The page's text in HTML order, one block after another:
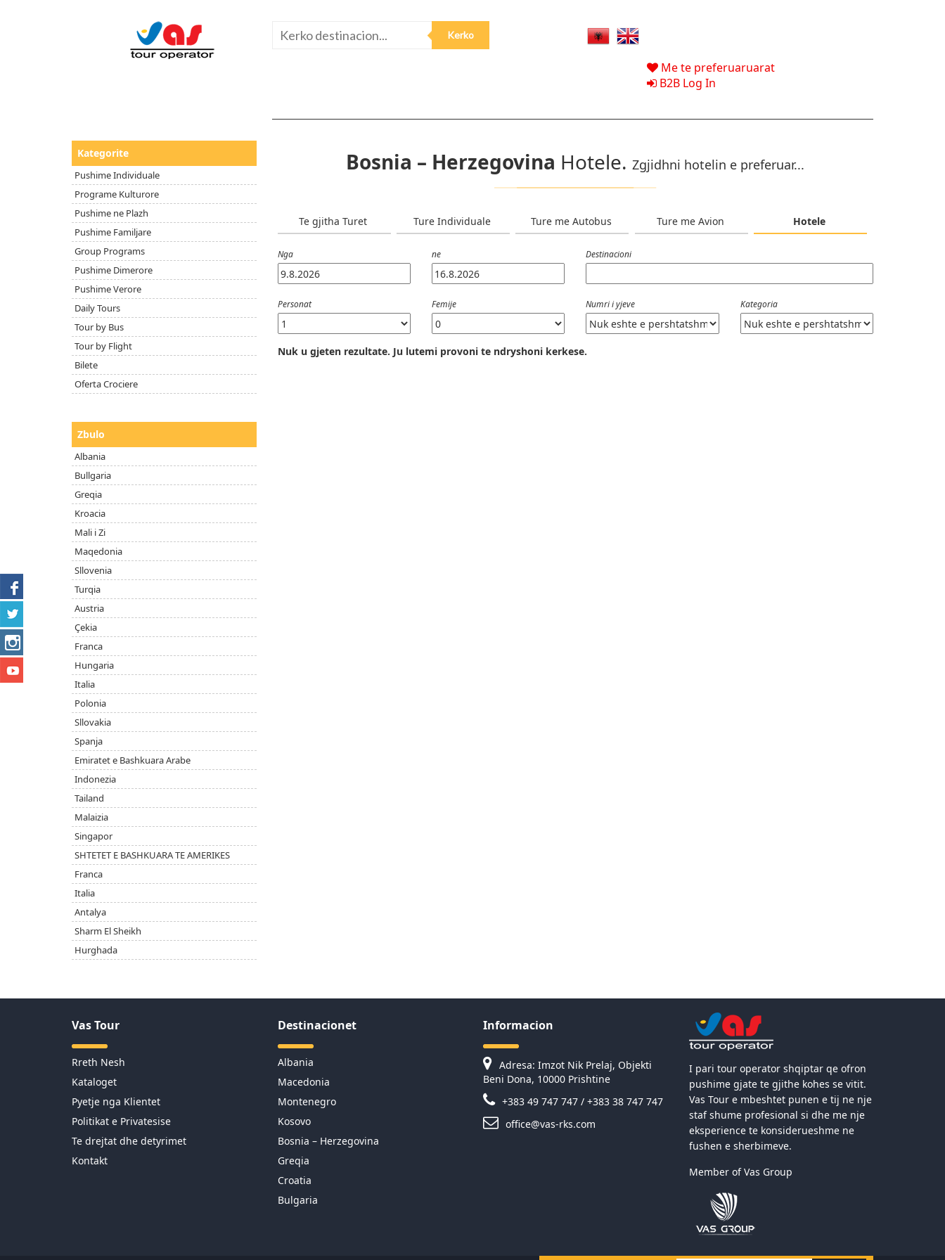
Me te preferuaruarat
B2B Log In
Kategorite
Pushime Individuale
Programe Kulturore
Pushime ne Plazh
Pushime Familjare
Group Programs
Pushime Dimerore
Pushime Verore
Daily Tours
Tour by Bus
Tour by Flight
Bilete
Oferta Crociere
Zbulo
Albania
Bullgaria
Greqia
Kroacia
Mali i Zi
Maqedonia
Sllovenia
Turqia
Austria
Çekia
Franca
Hungaria
Italia
Polonia
Sllovakia
Spanja
Emiratet e Bashkuara Arabe
Indonezia
Tailand
Malaizia
Singapor
SHTETET E BASHKUARA TE AMERIKES
Franca
Italia
Antalya
Sharm El Sheikh
Hurghada
Bosnia – Herzegovina Hotele.Zgjidhni hotelin e preferuar...
Te gjitha Turet Ture Individuale Ture me Autobus Ture me Avion Hotele
Nga ne
Personat Femije
Destinacioni
Numri i yjeve Kategoria
Nuk u gjeten rezultate. Ju lutemi provoni te ndryshoni kerkese.
Vas Tour
Rreth Nesh
Kataloget
Pyetje nga Klientet
Politikat e Privatesise
Te drejtat dhe detyrimet
Kontakt
Destinacionet
Albania
Macedonia
Montenegro
Kosovo
Bosnia – Herzegovina
Greqia
Croatia
Bulgaria
Informacion
Adresa: Imzot Nik Prelaj, Objekti
Beni Dona, 10000 Prishtine
+383 49 747 747 / +383 38 747 747
office@vas-rks.com
I pari tour operator shqiptar qe ofron
pushime gjate te gjithe kohes se vitit.
Vas Tour e mbeshtet punen e tij ne nje
staf shume profesional si dhe me nje
eksperience te konsiderueshme ne
fushen e sherbimeve.
Member of Vas Group